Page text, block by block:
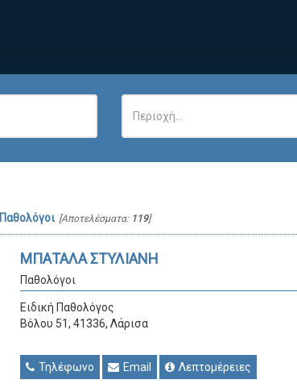
Παθολόγοι [Αποτελέσματα: 119]
ΜΠΑΤΑΛΑ ΣΤΥΛΙΑΝΗ
Παθολόγοι
Ειδική Παθολόγος
Βόλου 51, 41336, Λάρισα
Τηλέφωνο Email Λεπτομέρειες